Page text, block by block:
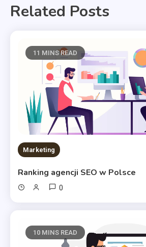
Related Posts
11 MINS READ
Marketing
Ranking agencji SEO w Polsce
0
10 MINS READ